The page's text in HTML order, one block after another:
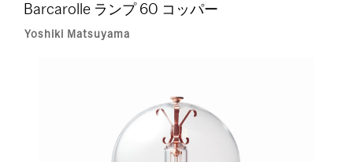
Barcarolle ランプ 60 コッパー
Yoshiki Matsuyama